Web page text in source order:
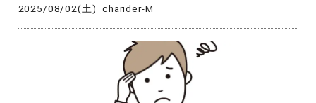
2025/08/02(土) charider-M